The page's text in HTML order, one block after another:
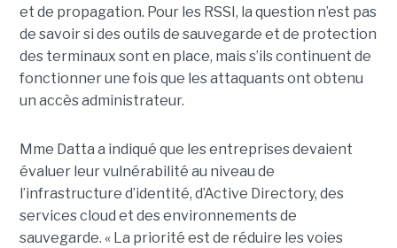
et de propagation. Pour les RSSI, la question n’est pas
de savoir si des outils de sauvegarde et de protection
des terminaux sont en place, mais s’ils continuent de
fonctionner une fois que les attaquants ont obtenu
un accès administrateur.
Mme Datta a indiqué que les entreprises devaient
évaluer leur vulnérabilité au niveau de
l’infrastructure d’identité, d’Active Directory, des
services cloud et des environnements de
sauvegarde. « La priorité est de réduire les voies